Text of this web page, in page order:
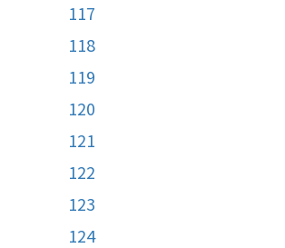
117
118
119
120
121
122
123
124